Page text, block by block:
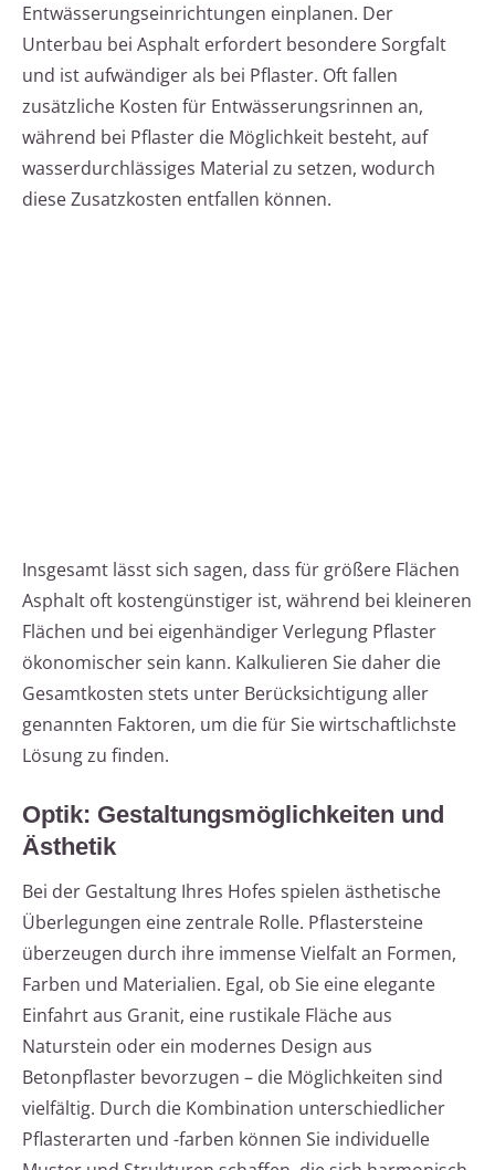
Entwässerungseinrichtungen einplanen. Der
Unterbau bei Asphalt erfordert besondere Sorgfalt
und ist aufwändiger als bei Pflaster. Oft fallen
zusätzliche Kosten für Entwässerungsrinnen an,
während bei Pflaster die Möglichkeit besteht, auf
wasserdurchlässiges Material zu setzen, wodurch
diese Zusatzkosten entfallen können.
Insgesamt lässt sich sagen, dass für größere Flächen
Asphalt oft kostengünstiger ist, während bei kleineren
Flächen und bei eigenhändiger Verlegung Pflaster
ökonomischer sein kann. Kalkulieren Sie daher die
Gesamtkosten stets unter Berücksichtigung aller
genannten Faktoren, um die für Sie wirtschaftlichste
Lösung zu finden.
Optik: Gestaltungsmöglichkeiten und
Ästhetik
Bei der Gestaltung Ihres Hofes spielen ästhetische
Überlegungen eine zentrale Rolle. Pflastersteine
überzeugen durch ihre immense Vielfalt an Formen,
Farben und Materialien. Egal, ob Sie eine elegante
Einfahrt aus Granit, eine rustikale Fläche aus
Naturstein oder ein modernes Design aus
Betonpflaster bevorzugen – die Möglichkeiten sind
vielfältig. Durch die Kombination unterschiedlicher
Pflasterarten und -farben können Sie individuelle